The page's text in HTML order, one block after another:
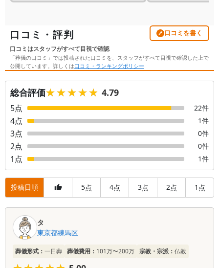
口コミ・評判 口コミを書く
口コミはスタッフがすべて目視で確認
「葬儀の口コミ」では投稿された口コミを、スタッフがすべて目視で確認した上で
公開しています。詳しくは口コミ・ランキングポリシー
総合評価★★★★★
★★★★★ 4.79
5点 22件
4点 1件
3点 0件
2点 0件
1 点 1件
投稿日順 5点 4点 3点 2点 1 点
口
タ
東京都練馬区
葬儀形式： 一日葬 葬儀費用： 101万〜200万 宗教・宗派： 仏教